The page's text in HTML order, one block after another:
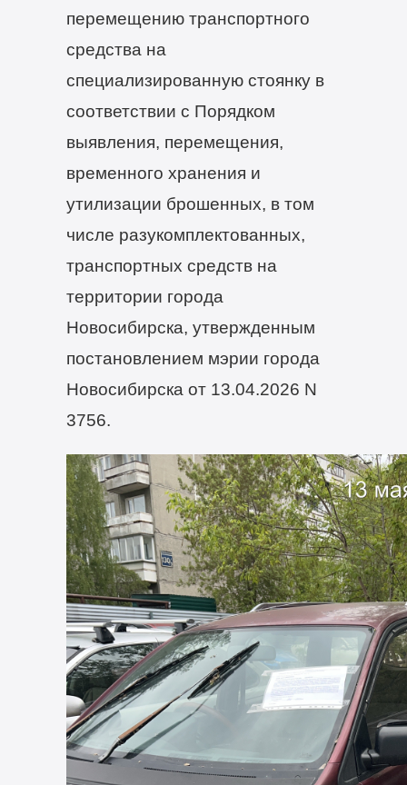
перемещению транспортного
средства на
специализированную стоянку в
соответствии с Порядком
выявления, перемещения,
временного хранения и
утилизации брошенных, в том
числе разукомплектованных,
транспортных средств на
территории города
Новосибирска, утвержденным
постановлением мэрии города
Новосибирска от 13.04.2026 N
3756.